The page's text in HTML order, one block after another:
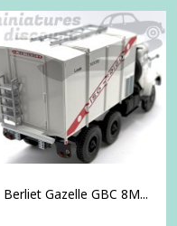
Berliet Gazelle GBC 8M...